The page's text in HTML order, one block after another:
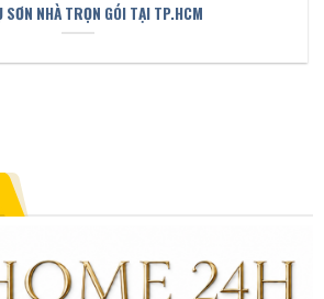
SƠN NHÀ TRỌN GÓI TẠI TP.HCM